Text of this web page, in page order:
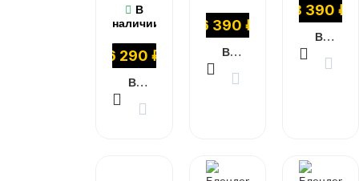
В
наличии
6 290₽
В КОРЗИНУ
6 390 ₽
В КОРЗИНУ
8 390 ₽
В КОРЗИНУ